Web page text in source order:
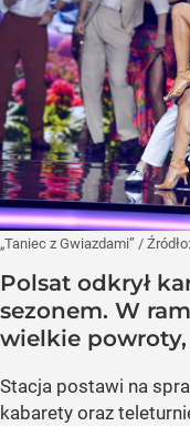
„Taniec z Gwiazdami” / Źródło:
Polsat odkrył
sezonem. W
wielkie
Stacja postawi na
kabarety oraz